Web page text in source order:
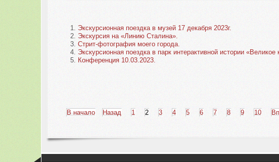
Экскурсионная поездка в музей 17 декабря 2023г.
Экскурсия на «Линию Сталина».
Стрит-фотография моего города.
Экскурсионная поездка в парк интерактивной истории
Конференция 10.03.2023.
В начало Назад 1 2 3 4 5 6 7 8 9 10